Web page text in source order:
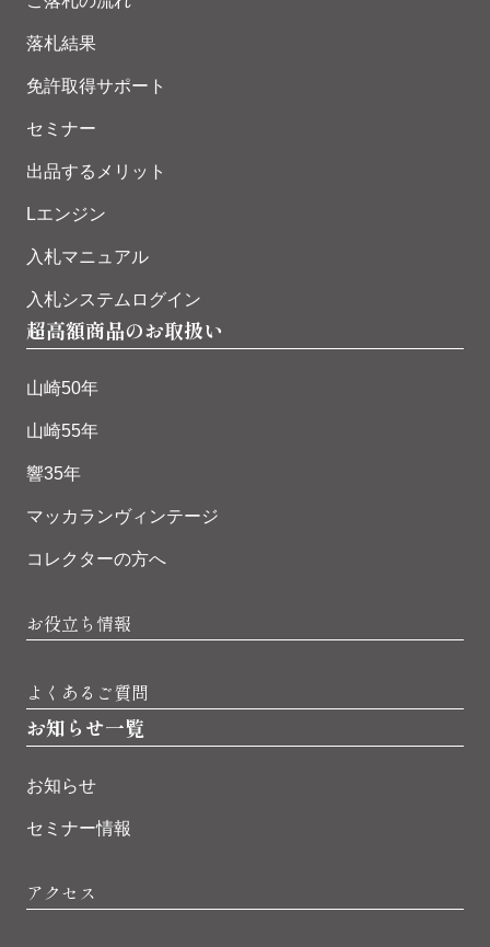
落札結果
免許取得サポート
セミナー
出品するメリット
Lエンジン
入札マニュアル
入札システムログイン
超高額商品のお取扱い
山崎50年
山崎55年
響35年
マッカランヴィンテージ
コレクターの方へ
お役立ち情報
よくあるご質問
お知らせ一覧
お知らせ
セミナー情報
アクセス